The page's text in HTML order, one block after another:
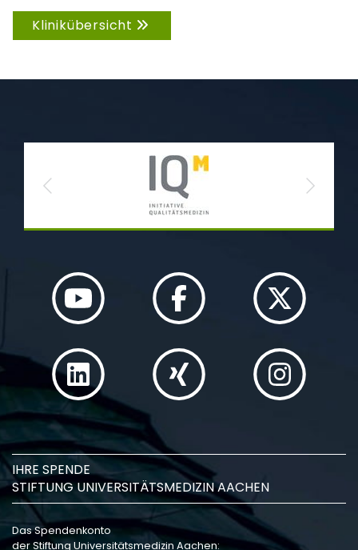
Klinikübersicht
Previous Next
IHRE SPENDE
STIFTUNG UNIVERSITÄTSMEDIZIN AACHEN
Das Spendenkonto
der Stiftung Universitätsmedizin Aachen: